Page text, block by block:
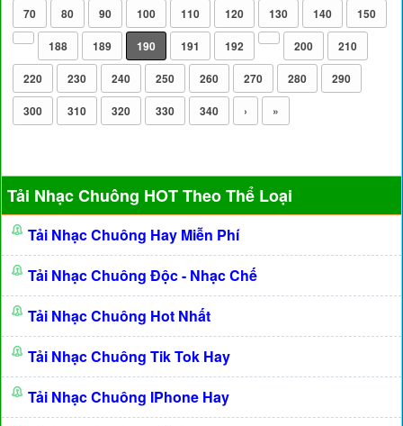
70 80 90 100 110 120 130 140
150
188
189 190 191 192 200
210
220
230 240 250 260 270 280
290
300
310 320 330 340 › »
Tải Nhạc Chuông HOT Theo Thể Loại
Tải Nhạc Chuông Hay Miễn Phí
Tải Nhạc Chuông Độc - Nhạc Chế
Tải Nhạc Chuông Hot Nhất
Tải Nhạc Chuông Tik Tok Hay
Tải Nhạc Chuông IPhone Hay